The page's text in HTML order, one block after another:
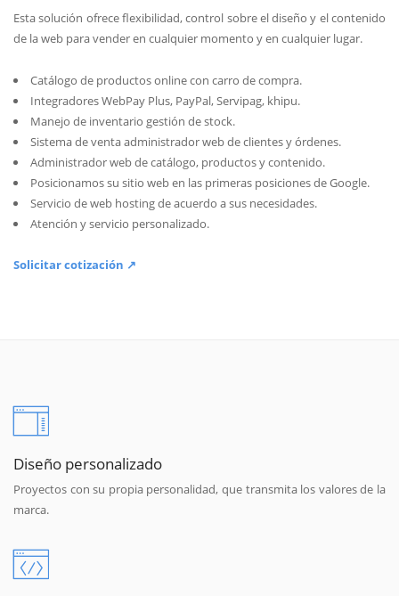
Esta solución ofrece flexibilidad, control sobre el diseño y el contenido
de la web para vender en cualquier momento y en cualquier lugar.
Catálogo de productos online con carro de compra.
Integradores WebPay Plus, PayPal, Servipag, khipu.
Manejo de inventario gestión de stock.
Sistema de venta administrador web de clientes y órdenes.
Administrador web de catálogo, productos y contenido.
Posicionamos su sitio web en las primeras posiciones de Google.
Servicio de web hosting de acuerdo a sus necesidades.
Atención y servicio personalizado.
Solicitar cotización ↗
Diseño personalizado
Proyectos con su propia personalidad, que transmita los valores de la
marca.